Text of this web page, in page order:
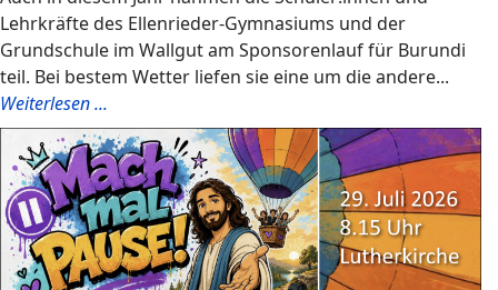
Lehrkräfte des Ellenrieder-Gymnasiums und der
Grundschule im Wallgut am Sponsorenlauf für Burundi
teil. Bei bestem Wetter liefen sie eine um die andere...
Weiterlesen ...